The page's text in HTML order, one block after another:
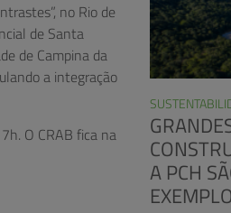
no Rio de
de Santa
de Campina da
a integração
O CRAB fica na
A PCH